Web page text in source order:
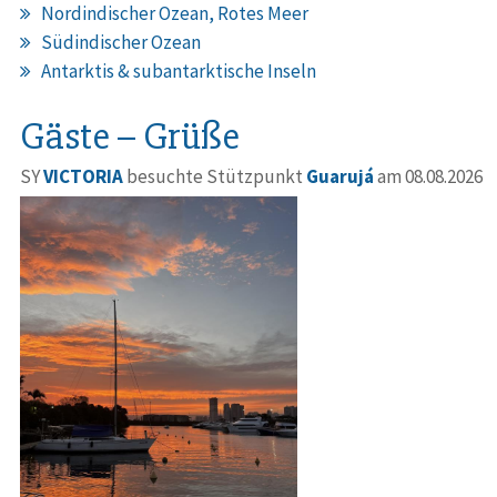
Nordindischer Ozean, Rotes Meer
Südindischer Ozean
Antarktis & subantarktische Inseln
Gäste – Grüße
SYVICTORIAbesuchte Stützpunkt Guarujáam 08.08.2026